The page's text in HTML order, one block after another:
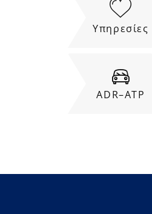
Υπηρεσίες
ADR–ATP